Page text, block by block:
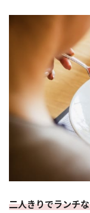
二人きりでランチ